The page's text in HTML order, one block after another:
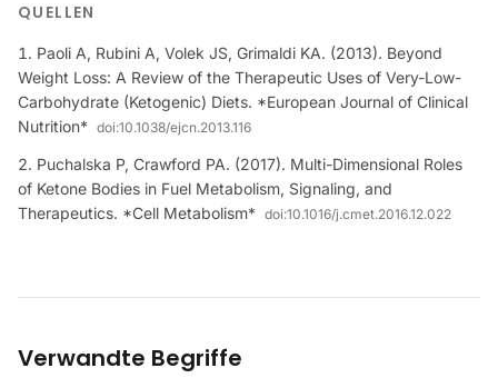
QUELLEN
Paoli A, Rubini A, Volek JS, Grimaldi KA. (2013). Beyond
Weight Loss: A Review of the Therapeutic Uses of Very-Low-
Carbohydrate (Ketogenic) Diets. *European Journal of Clinical
Nutrition* doi:10.1038/ejcn.2013.116
Puchalska P, Crawford PA. (2017). Multi-Dimensional Roles
of Ketone Bodies in Fuel Metabolism, Signaling, and
Therapeutics. *Cell Metabolism* doi:10.1016/j.cmet.2016.12.022
Verwandte Begriffe